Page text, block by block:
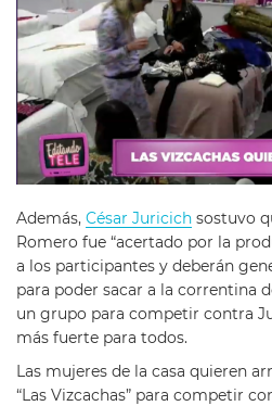
Además, César Juricich sostuvo
Romero fue “acertado por la
a los participantes y deberán
para poder sacar a la correntina
un grupo para competir contra
más fuerte para todos.
Las mujeres de la casa quieren
“Las Vizcachas” para competir